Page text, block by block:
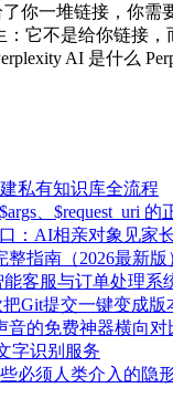
你一堆链接，你
：它不是给你链接
AI 是什么
私有知识库全流程
、$request_uri 的
：AI相亲对象见家
指南（2026最新版
能客服与订单处理系
Git提交一键变成
的免费神器横向对
字识别服务
必须人类介入的隐